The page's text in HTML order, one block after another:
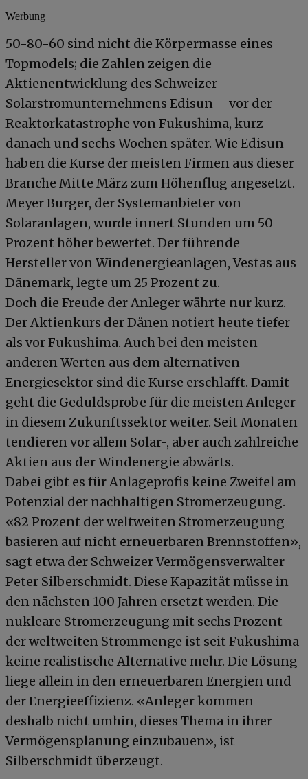
Werbung
50-80-60 sind nicht die Körpermasse eines
Topmodels; die Zahlen zeigen die
Aktienentwicklung des Schweizer
Solarstromunternehmens Edisun – vor der
Reaktorkatastrophe von Fukushima, kurz
danach und sechs Wochen später. Wie Edisun
haben die Kurse der meisten Firmen aus dieser
Branche Mitte März zum Höhenflug angesetzt.
Meyer Burger, der Systemanbieter von
Solaranlagen, wurde innert Stunden um 50
Prozent höher bewertet. Der führende
Hersteller von Windenergieanlagen, Vestas aus
Dänemark, legte um 25 Prozent zu.
Doch die Freude der Anleger währte nur kurz.
Der Aktienkurs der Dänen notiert heute tiefer
als vor Fukushima. Auch bei den meisten
anderen Werten aus dem alternativen
Energiesektor sind die Kurse erschlafft. Damit
geht die Geduldsprobe für die meisten Anleger
in diesem Zukunftssektor weiter. Seit Monaten
tendieren vor allem Solar-, aber auch zahlreiche
Aktien aus der Windenergie abwärts.
Dabei gibt es für Anlageprofis keine Zweifel am
Potenzial der nachhaltigen Stromerzeugung.
«82 Prozent der weltweiten Stromerzeugung
basieren auf nicht erneuerbaren Brennstoffen»,
sagt etwa der Schweizer Vermögensverwalter
Peter Silberschmidt. Diese Kapazität müsse in
den nächsten 100 Jahren ersetzt werden. Die
nukleare Stromerzeugung mit sechs Prozent
der weltweiten Strommenge ist seit Fukushima
keine realistische Alternative mehr. Die Lösung
liege allein in den erneuerbaren Energien und
der Energieeffizienz. «Anleger kommen
deshalb nicht umhin, dieses Thema in ihrer
Vermögensplanung einzubauen», ist
Silberschmidt überzeugt.